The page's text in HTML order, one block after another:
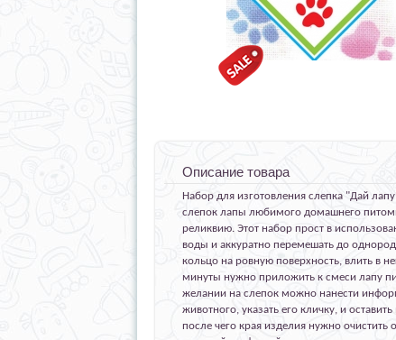
Описание товара
Набор для изготовления слепка "Дай
слепок лапы любимого домашнего
реликвию. Этот набор прост в
воды и аккуратно перемешать до
кольцо на ровную поверхность, влить в
минуты нужно приложить к смеси лапу
желании на слепок можно нанести
животного, указать его кличку, и
после чего края изделия нужно очистить